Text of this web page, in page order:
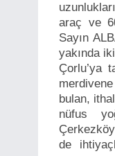
araç ve
Sayın
yakında
Çorlu’ya
bulan,
nüfus
de